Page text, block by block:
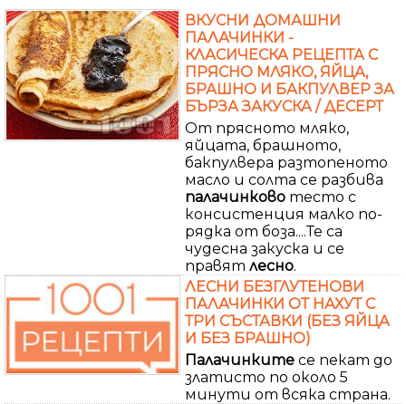
ВКУСНИ ДОМАШНИ
ПАЛАЧИНКИ -
КЛАСИЧЕСКА РЕЦЕПТА С
ПРЯСНО МЛЯКО, ЯЙЦА,
БРАШНО И БАКПУЛВЕР ЗА
БЪРЗА ЗАКУСКА / ДЕСЕРТ
От прясното мляко,
яйцата, брашното,
бакпулвера разтопеното
масло и солта се разбива
палачинково тесто с
консистенция малко по-
рядка от боза....Те са
чудесна закуска и се
правят лесно.
ЛЕСНИ БЕЗГЛУТЕНОВИ
ПАЛАЧИНКИ ОТ НАХУТ С
ТРИ СЪСТАВКИ (БЕЗ ЯЙЦА
И БЕЗ БРАШНО)
Палачинките се пекат до
златисто по около 5
минути от всяка страна.